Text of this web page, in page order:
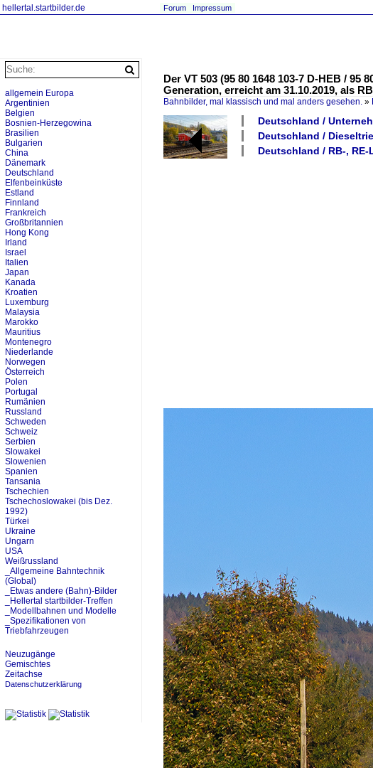
hellertal.startbilder.de Forum Impressum
Der VT 503 (95 80 1648 103-7 D-HEB /
Generation, erreicht am 31.10.2019, als
Bahnbilder, mal klassisch und mal anders gesehen. »
Deutschland /
Deutschland /
Deutschland / RB-,
allgemein Europa
Argentinien
Belgien
Bosnien-Herzegowina
Brasilien
Bulgarien
China
Dänemark
Deutschland
Elfenbeinküste
Estland
Finnland
Frankreich
Großbritannien
Hong Kong
Irland
Israel
Italien
Japan
Kanada
Kroatien
Luxemburg
Malaysia
Marokko
Mauritius
Montenegro
Niederlande
Norwegen
Österreich
Polen
Portugal
Rumänien
Russland
Schweden
Schweiz
Serbien
Slowakei
Slowenien
Spanien
Tansania
Tschechien
Tschechoslowakei (bis Dez.
1992)
Türkei
Ukraine
Ungarn
USA
Weißrussland
_Allgemeine Bahntechnik
(Global)
_Etwas andere (Bahn)-Bilder
_Hellertal startbilder-Treffen
_Modellbahnen und Modelle
_Spezifikationen von
Triebfahrzeugen
Neuzugänge
Gemischtes
Zeitachse
Datenschutzerklärung